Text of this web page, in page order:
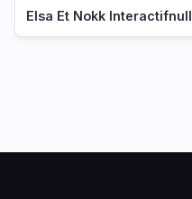
Elsa Et Nokk Interactifnull